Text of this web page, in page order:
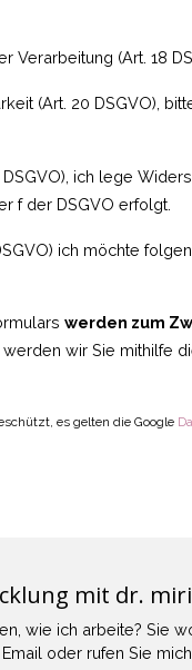
Verarbeitung (Art. 18
(Art. 20 DSGVO),
ich lege
f der DSGVO erfolgt.
ich möchte
werden zum
wir Sie mithilfe
es gelten die Google
mit dr.
wie ich arbeite? Sie
Email oder rufen Sie